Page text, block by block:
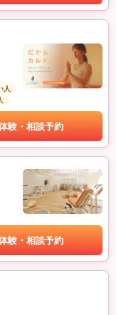
人
験・相談予約
験・相談予約